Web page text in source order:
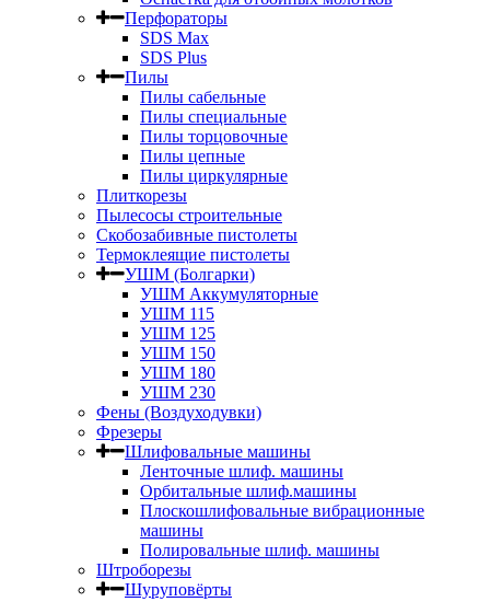
Перфораторы
SDS Max
SDS Plus
Пилы
Пилы сабельные
Пилы специальные
Пилы торцовочные
Пилы цепные
Пилы циркулярные
Плиткорезы
Пылесосы строительные
Скобозабивные пистолеты
Термоклеящие пистолеты
УШМ (Болгарки)
УШМ Аккумуляторные
УШМ 115
УШМ 125
УШМ 150
УШМ 180
УШМ 230
Фены (Воздуходувки)
Фрезеры
Шлифовальные машины
Ленточные шлиф. машины
Орбитальные шлиф.машины
Плоскошлифовальные вибрационные
машины
Полировальные шлиф. машины
Штроборезы
Шуруповёрты